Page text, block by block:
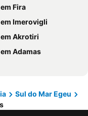
Fira
Imerovigli
Akrotiri
Adamas
Sul do Mar Egeu